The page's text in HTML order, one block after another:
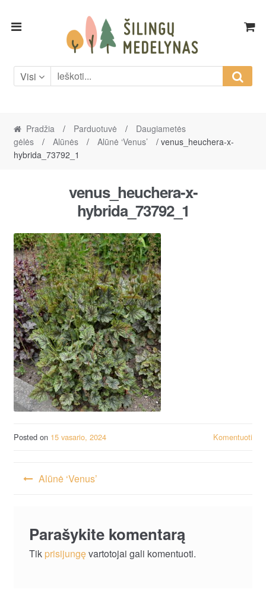
Skip
Skip
Visi
Pradžia / Parduotuvė /
Daugiametės
gėlės
/ Alūnės / Alūnė ‘Venus’
/ venus_heuchera-x-
hybrida_73792_1
venus_heuchera-x-
hybrida_73792_1
Posted on 15 vasario, 2024 Komentuoti
Navigacija
Alūnė ‘Venus’
Parašykite komentarą
Tik prisijungęvartotojai gali komentuoti.